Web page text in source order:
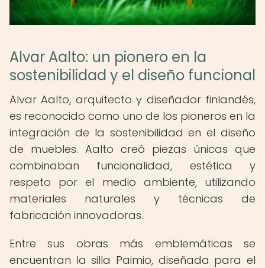
Alvar Aalto: un pionero en la
sostenibilidad y el diseño funcional
Alvar Aalto, arquitecto y diseñador finlandés,
es reconocido como uno de los pioneros en la
integración de la sostenibilidad en el diseño
de muebles. Aalto creó piezas únicas que
combinaban funcionalidad, estética y
respeto por el medio ambiente, utilizando
materiales naturales y técnicas de
fabricación innovadoras.
Entre sus obras más emblemáticas se
encuentran la silla Paimio, diseñada para el